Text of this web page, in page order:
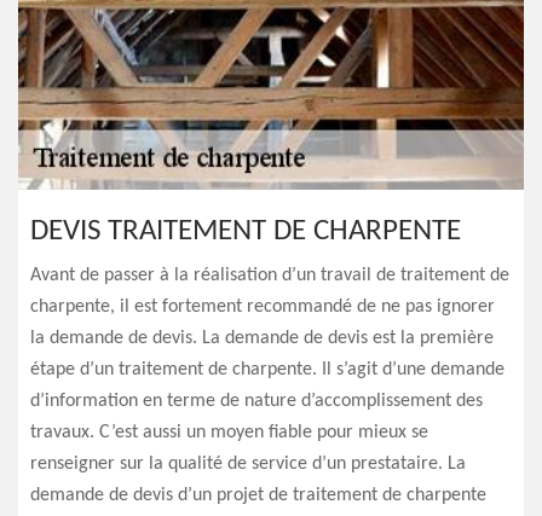
DEVIS TRAITEMENT DE CHARPENTE
Avant de passer à la réalisation d’un travail de traitement de
charpente, il est fortement recommandé de ne pas ignorer
la demande de devis. La demande de devis est la première
étape d’un traitement de charpente. Il s’agit d’une demande
d’information en terme de nature d’accomplissement des
travaux. C’est aussi un moyen fiable pour mieux se
renseigner sur la qualité de service d’un prestataire. La
demande de devis d’un projet de traitement de charpente